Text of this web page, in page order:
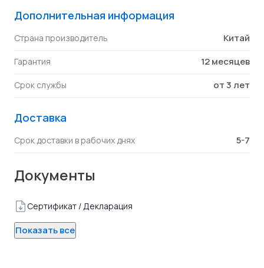
Дополнительная информация
Страна производитель Китай
Гарантия 12 месяцев
Срок службы от 3 лет
Доставка
Срок доставки в рабочих днях 5-7
Документы
Сертификат / Декларация
Показать все